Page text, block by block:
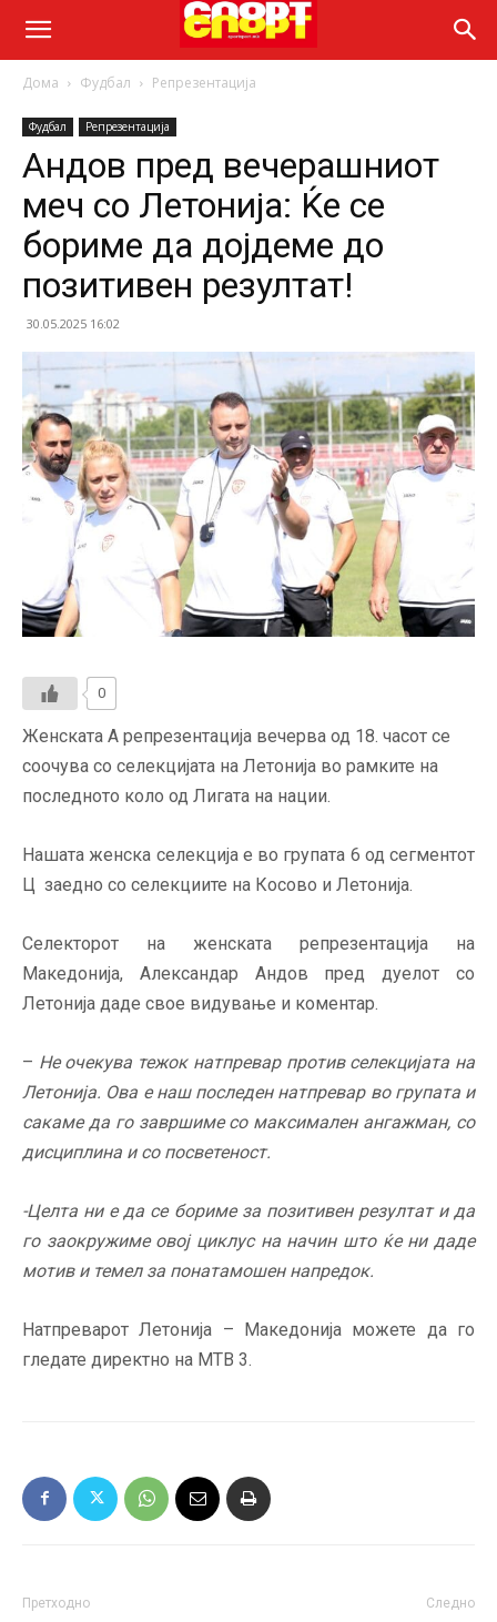
Дома Фудбал Репрезентација
Фудбал Репрезентација
Андов пред вечерашниот
меч со Летонија: Ќе се
бориме да дојдеме до
позитивен резултат!
30.05.2025 16:02
0
Женската А репрезентација вечерва од 18. часот се
соочува со селекцијата на Летонија во рамките на
последното коло од Лигата на нации.
Нашата женска селекција е во групата 6 од сегментот
Ц заедно со селекциите на Косово и Летонија.
Селекторот на женската репрезентација на
Македонија, Александар Андов пред дуелот со
Летонија даде свое видување и коментар.
– Не очекува тежок натпревар против селекцијата на
Летонија. Ова е наш последен натпревар во групата и
сакаме да го завршиме со максимален ангажман, со
дисциплина и со посветеност.
-Целта ни е да се бориме за позитивен резултат и да
го заокружиме овој циклус на начин што ќе ни даде
мотив и темел за понатамошен напредок.
Натпреварот Летонија – Македонија можете да го
гледате директно на МТВ 3.
Претходно Следно